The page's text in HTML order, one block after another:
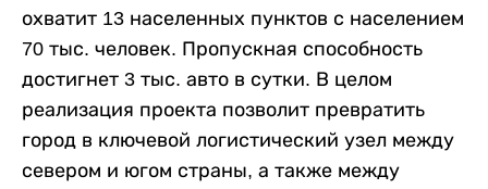
охватит 13 населенных пунктов с населением
70 тыс. человек. Пропускная способность
достигнет 3 тыс. авто в сутки. В целом
реализация проекта позволит превратить
город в ключевой логистический узел между
севером и югом страны, а также между